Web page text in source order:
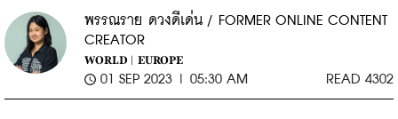
พรรณราย ดวงดีเด่น / FORMER ONLINE CONTENT
CREATOR
WORLD | EUROPE
01 SEP 2023 | 05:30 AM READ 4302